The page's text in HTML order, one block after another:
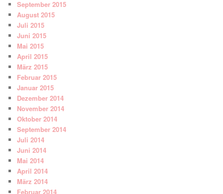
September 2015
August 2015
Juli 2015
Juni 2015
Mai 2015
April 2015
März 2015
Februar 2015
Januar 2015
Dezember 2014
November 2014
Oktober 2014
September 2014
Juli 2014
Juni 2014
Mai 2014
April 2014
März 2014
Februar 2014